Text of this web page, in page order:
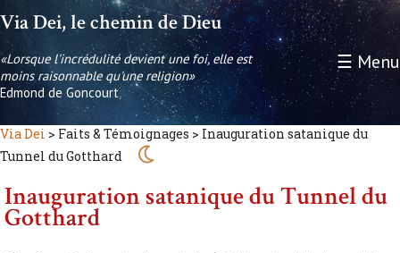
Via Dei, le chemin de Dieu
«Lorsque l'incrédulité devient une foi, elle est
moins raisonnable qu'une religion»
Edmond de Goncourt
☰ Menu
Via Dei > Faits & Témoignages > Inauguration satanique du
Tunnel du Gotthard
Inauguration satanique du Tunnel du
Gotthard